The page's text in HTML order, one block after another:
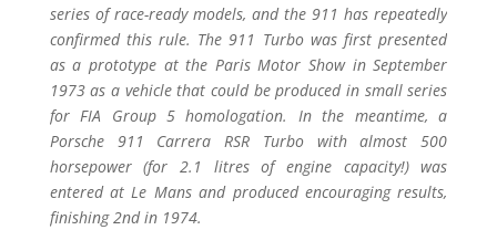
series of race-ready models, and the 911 has repeatedly
confirmed this rule. The 911 Turbo was first presented
as a prototype at the Paris Motor Show in September
1973 as a vehicle that could be produced in small series
for FIA Group 5 homologation. In the meantime, a
Porsche 911 Carrera RSR Turbo with almost 500
horsepower (for 2.1 litres of engine capacity!) was
entered at Le Mans and produced encouraging results,
finishing 2nd in 1974.